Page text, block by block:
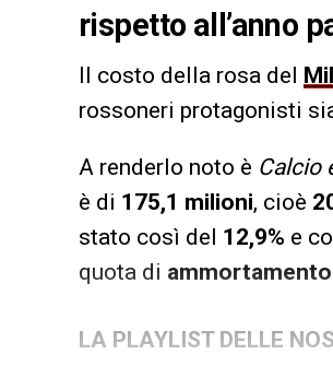
rispetto all’anno
Il costo della rosa del
rossoneri protagonisti
A renderlo noto è Calcio
è di 175,1 milioni, cioè
stato così del 12,9% e
quota di ammortamento
LA PLAYLIST DELLE